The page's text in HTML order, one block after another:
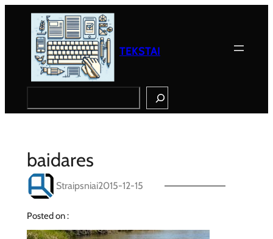
TEKSTAI
baidares
Straipsniai2015-12-15
Posted on :